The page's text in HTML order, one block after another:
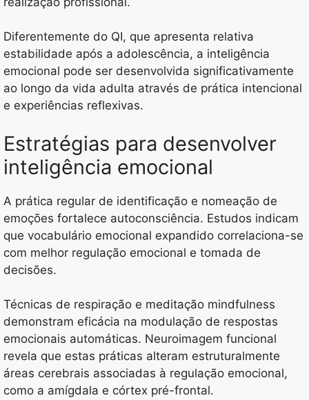
Diferentemente do QI, que apresenta relativa
estabilidade após a adolescência, a inteligência
emocional pode ser desenvolvida significativamente
ao longo da vida adulta através de prática intencional
e experiências reflexivas.
Estratégias para desenvolver
inteligência emocional
A prática regular de identificação e nomeação de
emoções fortalece autoconsciência. Estudos indicam
que vocabulário emocional expandido correlaciona-se
com melhor regulação emocional e tomada de
decisões.
Técnicas de respiração e meditação mindfulness
demonstram eficácia na modulação de respostas
emocionais automáticas. Neuroimagem funcional
revela que estas práticas alteram estruturalmente
áreas cerebrais associadas à regulação emocional,
como a amígdala e córtex pré-frontal.